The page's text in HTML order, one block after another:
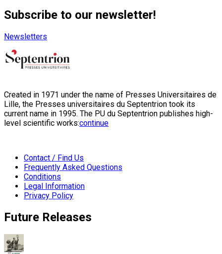
Subscribe to our newsletter!
Newsletters
Created in 1971 under the name of Presses Universitaires de
Lille, the Presses universitaires du Septentrion took its
current name in 1995. The PU du Septentrion publishes high-
level scientific works:continue
Contact / Find Us
Frequently Asked Questions
Conditions
Legal Information
Privacy Policy
Future Releases